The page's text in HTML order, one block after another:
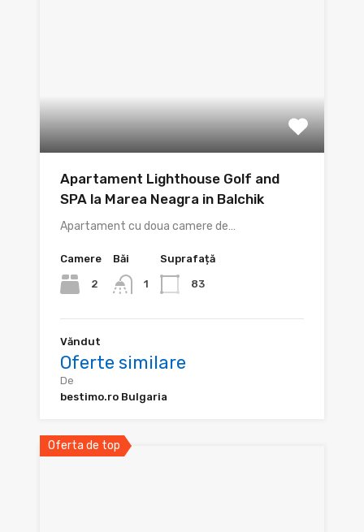
Apartament Lighthouse Golf and
SPA la Marea Neagra in Balchik
Apartament cu doua camere de…
Camere
2
Băi
1
Suprafață
83
Văndut
Oferte similare
De
bestimo.ro Bulgaria
Oferta de top